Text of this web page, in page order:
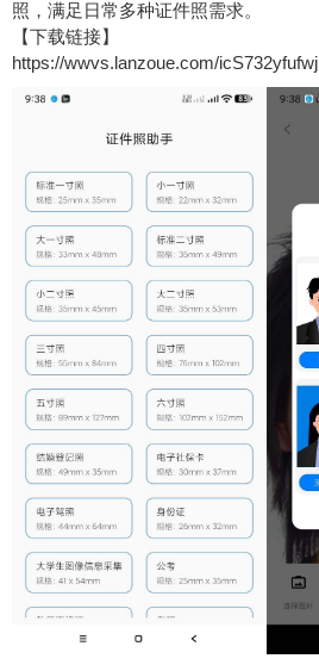
照，满足日常多种证件照需求。
【下载链接】
https://wwvs.lanzoue.com/icS732yfufwj